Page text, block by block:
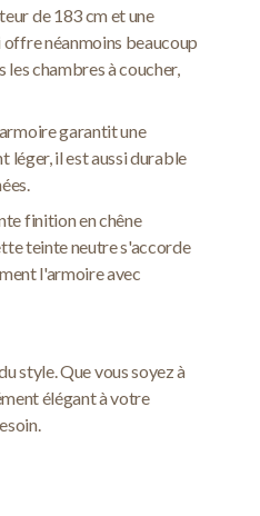
de 183 cm et une
néanmoins beaucoup
les chambres à coucher,
garantit une
léger, il est aussi durable
finition en chêne
teinte neutre s'accorde
l'armoire avec
style. Que vous soyez à
élégant à votre